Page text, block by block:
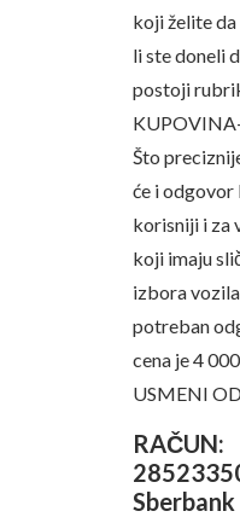
koji želite da
li ste doneli
postoji
Što
će i
korisniji i za
koji imaju
izbora
potreban
cena je 4
USMENI
RAČUN:
Sberbank